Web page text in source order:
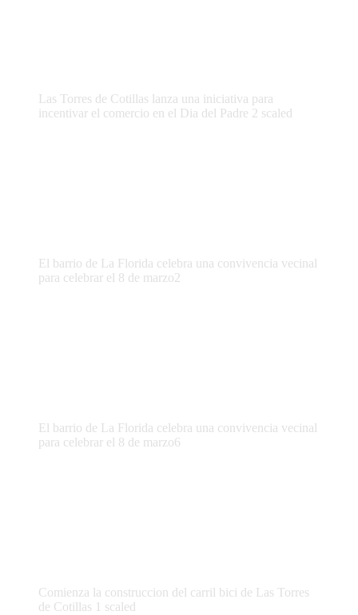
Las Torres de Cotillas lanza una iniciativa para
incentivar el comercio en el Dia del Padre 2 scaled
El barrio de La Florida celebra una convivencia vecinal
para celebrar el 8 de marzo2
El barrio de La Florida celebra una convivencia vecinal
para celebrar el 8 de marzo6
Comienza la construccion del carril bici de Las Torres
de Cotillas 1 scaled